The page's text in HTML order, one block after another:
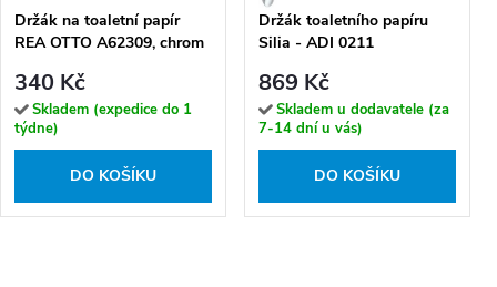
Držák na toaletní papír
REA OTTO A62309, chrom
340 Kč
Skladem (expedice do 1
týdne)
DO KOŠÍKU
Držák toaletního papíru
Silia - ADI 0211
869 Kč
Skladem u dodavatele (za
7-14 dní u vás)
DO KOŠÍKU